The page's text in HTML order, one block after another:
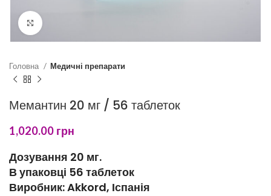
Головна Медичні препарати
Мемантин 20 мг / 56 таблеток
1,020.00 грн
Дозування 20 мг.
В упаковці 56 таблеток
Виробник: Akkord, Іспанія